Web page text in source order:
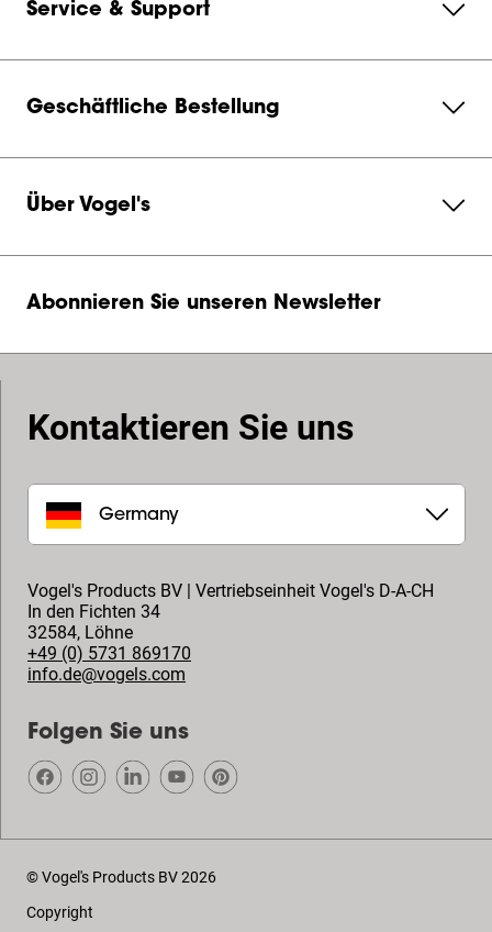
Service & Support
Geschäftliche Bestellung
Über Vogel's
Abonnieren Sie unseren Newsletter
Kontaktieren Sie uns
Germany
Vogel's Products BV | Vertriebseinheit Vogel's D-A-CH
In den Fichten 34
32584, Löhne
+49 (0) 5731 869170
info.de@vogels.com
Folgen Sie uns
© Vogel's Products BV2026
Copyright